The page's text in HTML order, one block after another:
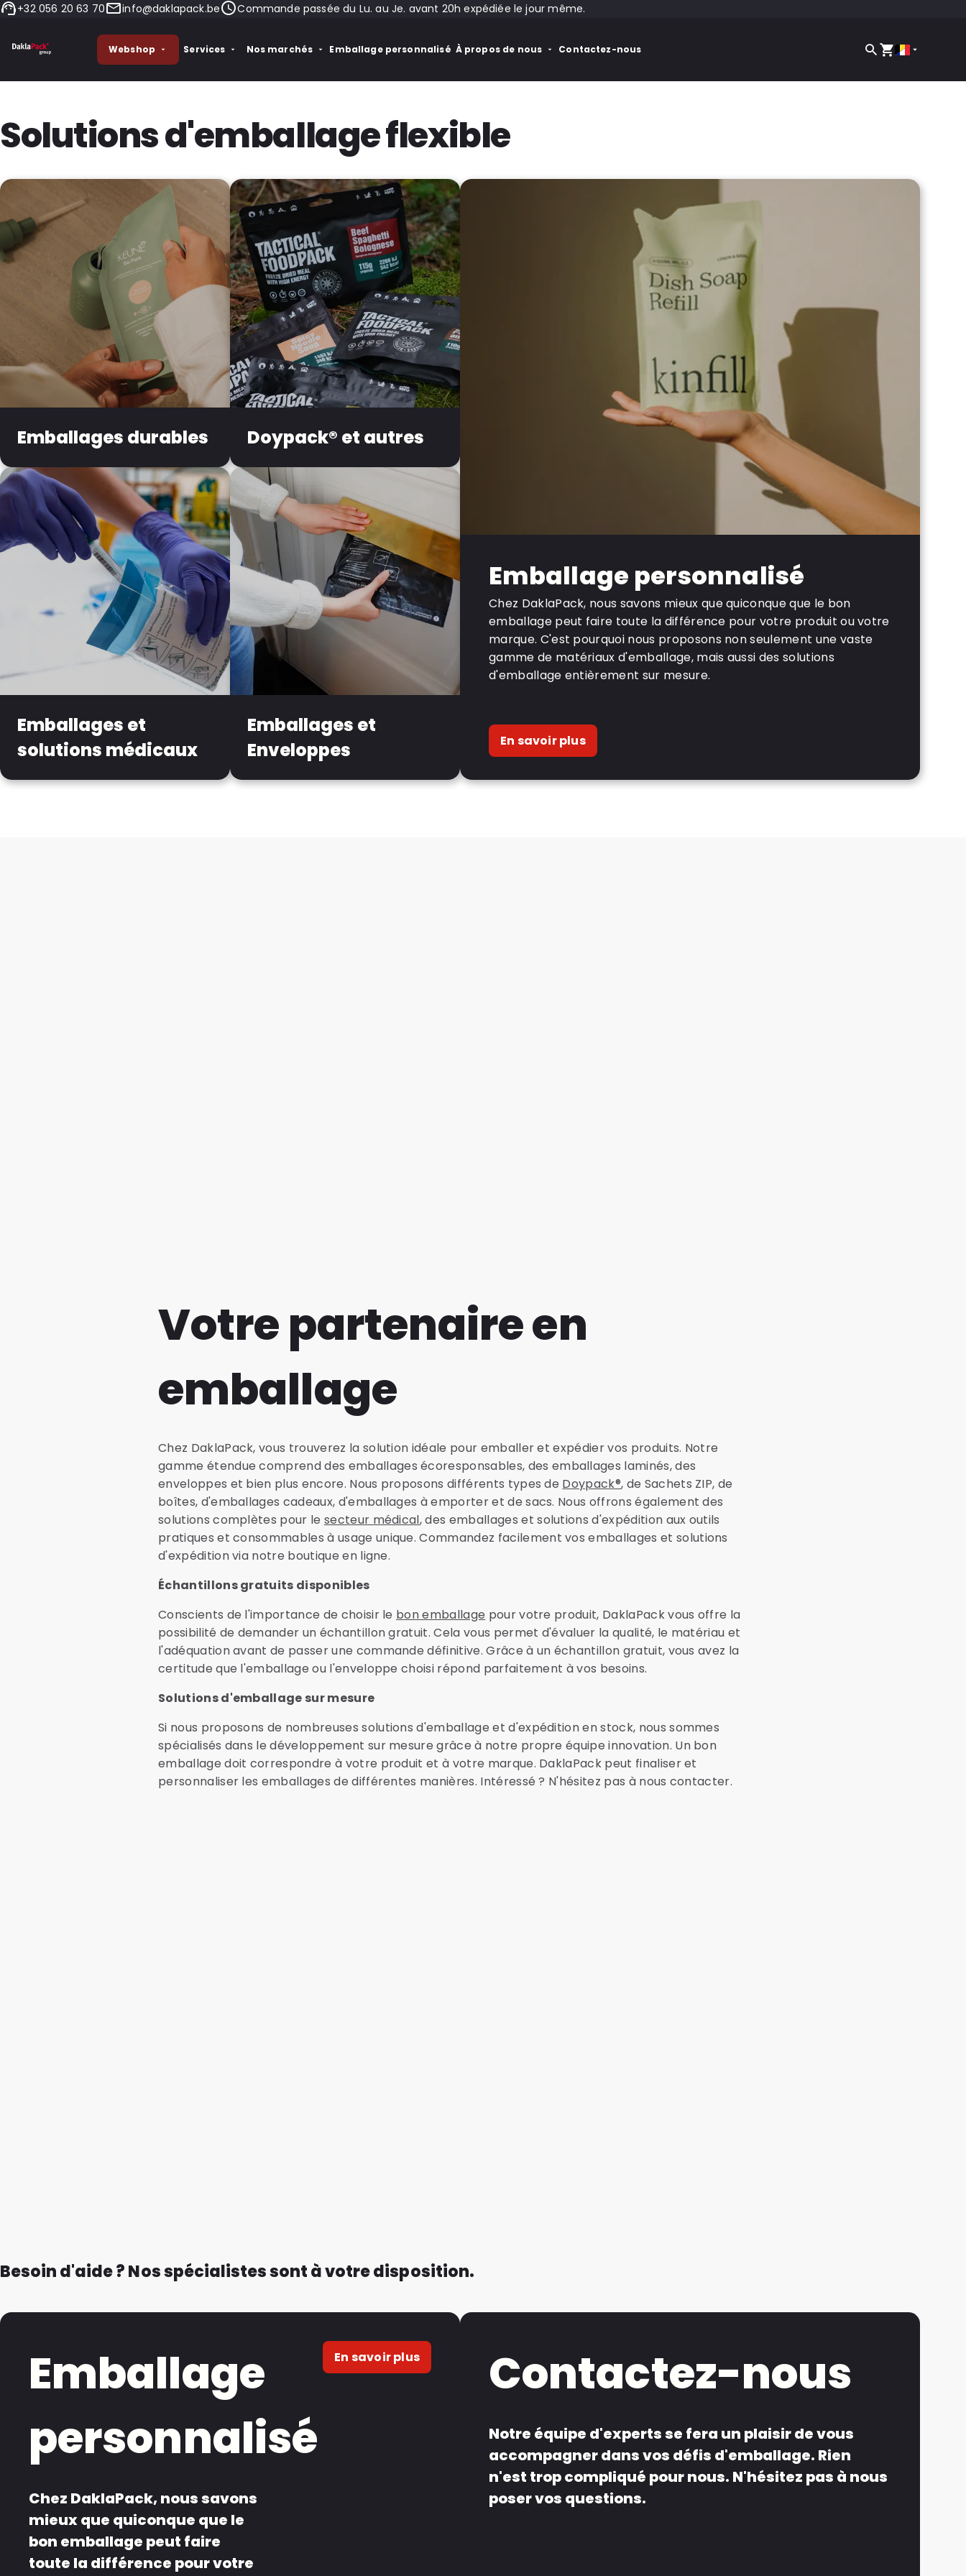
+32 056 20 63 70 info@daklapack.be Commande passée du Lu. au Je. avant 20h expédiée le jour même.
Webshop Services Nos marchés Emballage personnalisé À propos de nous Contactez-nous
Solutions d'emballage flexible
Emballages durables Doypack® et autres
Emballages et
solutions médicaux
Emballages et
Enveloppes
Emballage personnalisé
Chez DaklaPack, nous savons mieux que quiconque que le bon
emballage peut faire toute la différence pour votre produit ou votre
marque. C'est pourquoi nous proposons non seulement une vaste
gamme de matériaux d'emballage, mais aussi des solutions
d'emballage entièrement sur mesure.
En savoir plus
Votre partenaire en
emballage
Chez DaklaPack, vous trouverez la solution idéale pour emballer et expédier vos produits. Notre
gamme étendue comprend des emballages écoresponsables, des emballages laminés, des
enveloppes et bien plus encore. Nous proposons différents types de Doypack®, de Sachets ZIP, de
boîtes, d'emballages cadeaux, d'emballages à emporter et de sacs. Nous offrons également des
solutions complètes pour le secteur médical, des emballages et solutions d'expédition aux outils
pratiques et consommables à usage unique. Commandez facilement vos emballages et solutions
d'expédition via notre boutique en ligne.
Échantillons gratuits disponibles
Conscients de l'importance de choisir le bon emballage pour votre produit, DaklaPack vous offre la
possibilité de demander un échantillon gratuit. Cela vous permet d'évaluer la qualité, le matériau et
l'adéquation avant de passer une commande définitive. Grâce à un échantillon gratuit, vous avez la
certitude que l'emballage ou l'enveloppe choisi répond parfaitement à vos besoins.
Solutions d'emballage sur mesure
Si nous proposons de nombreuses solutions d'emballage et d'expédition en stock, nous sommes
spécialisés dans le développement sur mesure grâce à notre propre équipe innovation. Un bon
emballage doit correspondre à votre produit et à votre marque. DaklaPack peut finaliser et
personnaliser les emballages de différentes manières. Intéressé ? N'hésitez pas à nous contacter.
Besoin d'aide ? Nos spécialistes sont à votre disposition.
Emballage
personnalisé
Chez DaklaPack, nous savons
mieux que quiconque que le
bon emballage peut faire
toute la différence pour votre
En savoir plus Contactez-nous
Notre équipe d'experts se fera un plaisir de vous
accompagner dans vos défis d'emballage. Rien
n'est trop compliqué pour nous. N'hésitez pas à nous
poser vos questions.